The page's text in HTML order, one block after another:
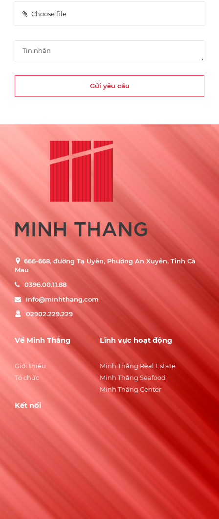
Choose file
Gửi yêu cầu
666-668, đường Tạ Uyên, Phường An Xuyên, Tỉnh Cà
Mau
0396.00.11.88
info@minhthang.com
02902.229.229
Về Minh Thắng
Giới thiệu
Tổ chức
Lĩnh vực hoạt động
Minh Thắng Real Estate
Minh Thắng Seafood
Minh Thắng Center
Kết nối